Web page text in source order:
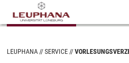
LEUPHANA SERVICE